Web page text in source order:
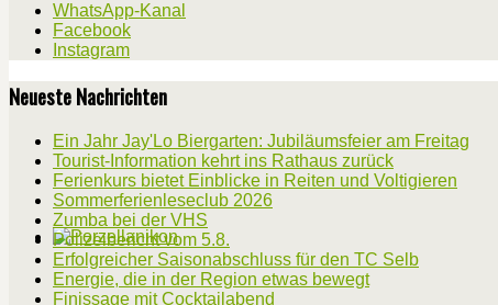
WhatsApp-Kanal
Facebook
Instagram
Neueste Nachrichten
Ein Jahr Jay'Lo Biergarten: Jubiläumsfeier am Freitag
Tourist-Information kehrt ins Rathaus zurück
Ferienkurs bietet Einblicke in Reiten und Voltigieren
Sommerferienleseclub 2026
Zumba bei der VHS
Polizeibericht vom 5.8.
Erfolgreicher Saisonabschluss für den TC Selb
Energie, die in der Region etwas bewegt
Finissage mit Cocktailabend